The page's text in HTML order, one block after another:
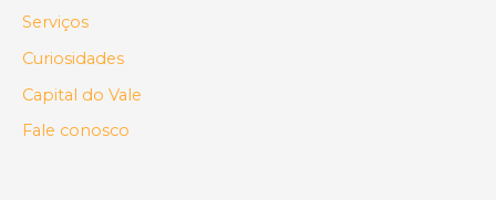
Serviços
Curiosidades
Capital do Vale
Fale conosco